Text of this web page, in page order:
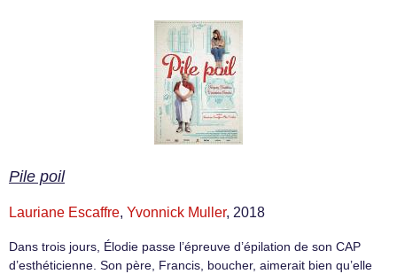
Pile poil
Lauriane Escaffre, Yvonnick Muller, 2018
Dans trois jours, Élodie passe l’épreuve d’épilation de son CAP
d’esthéticienne. Son père, Francis, boucher, aimerait bien qu’elle